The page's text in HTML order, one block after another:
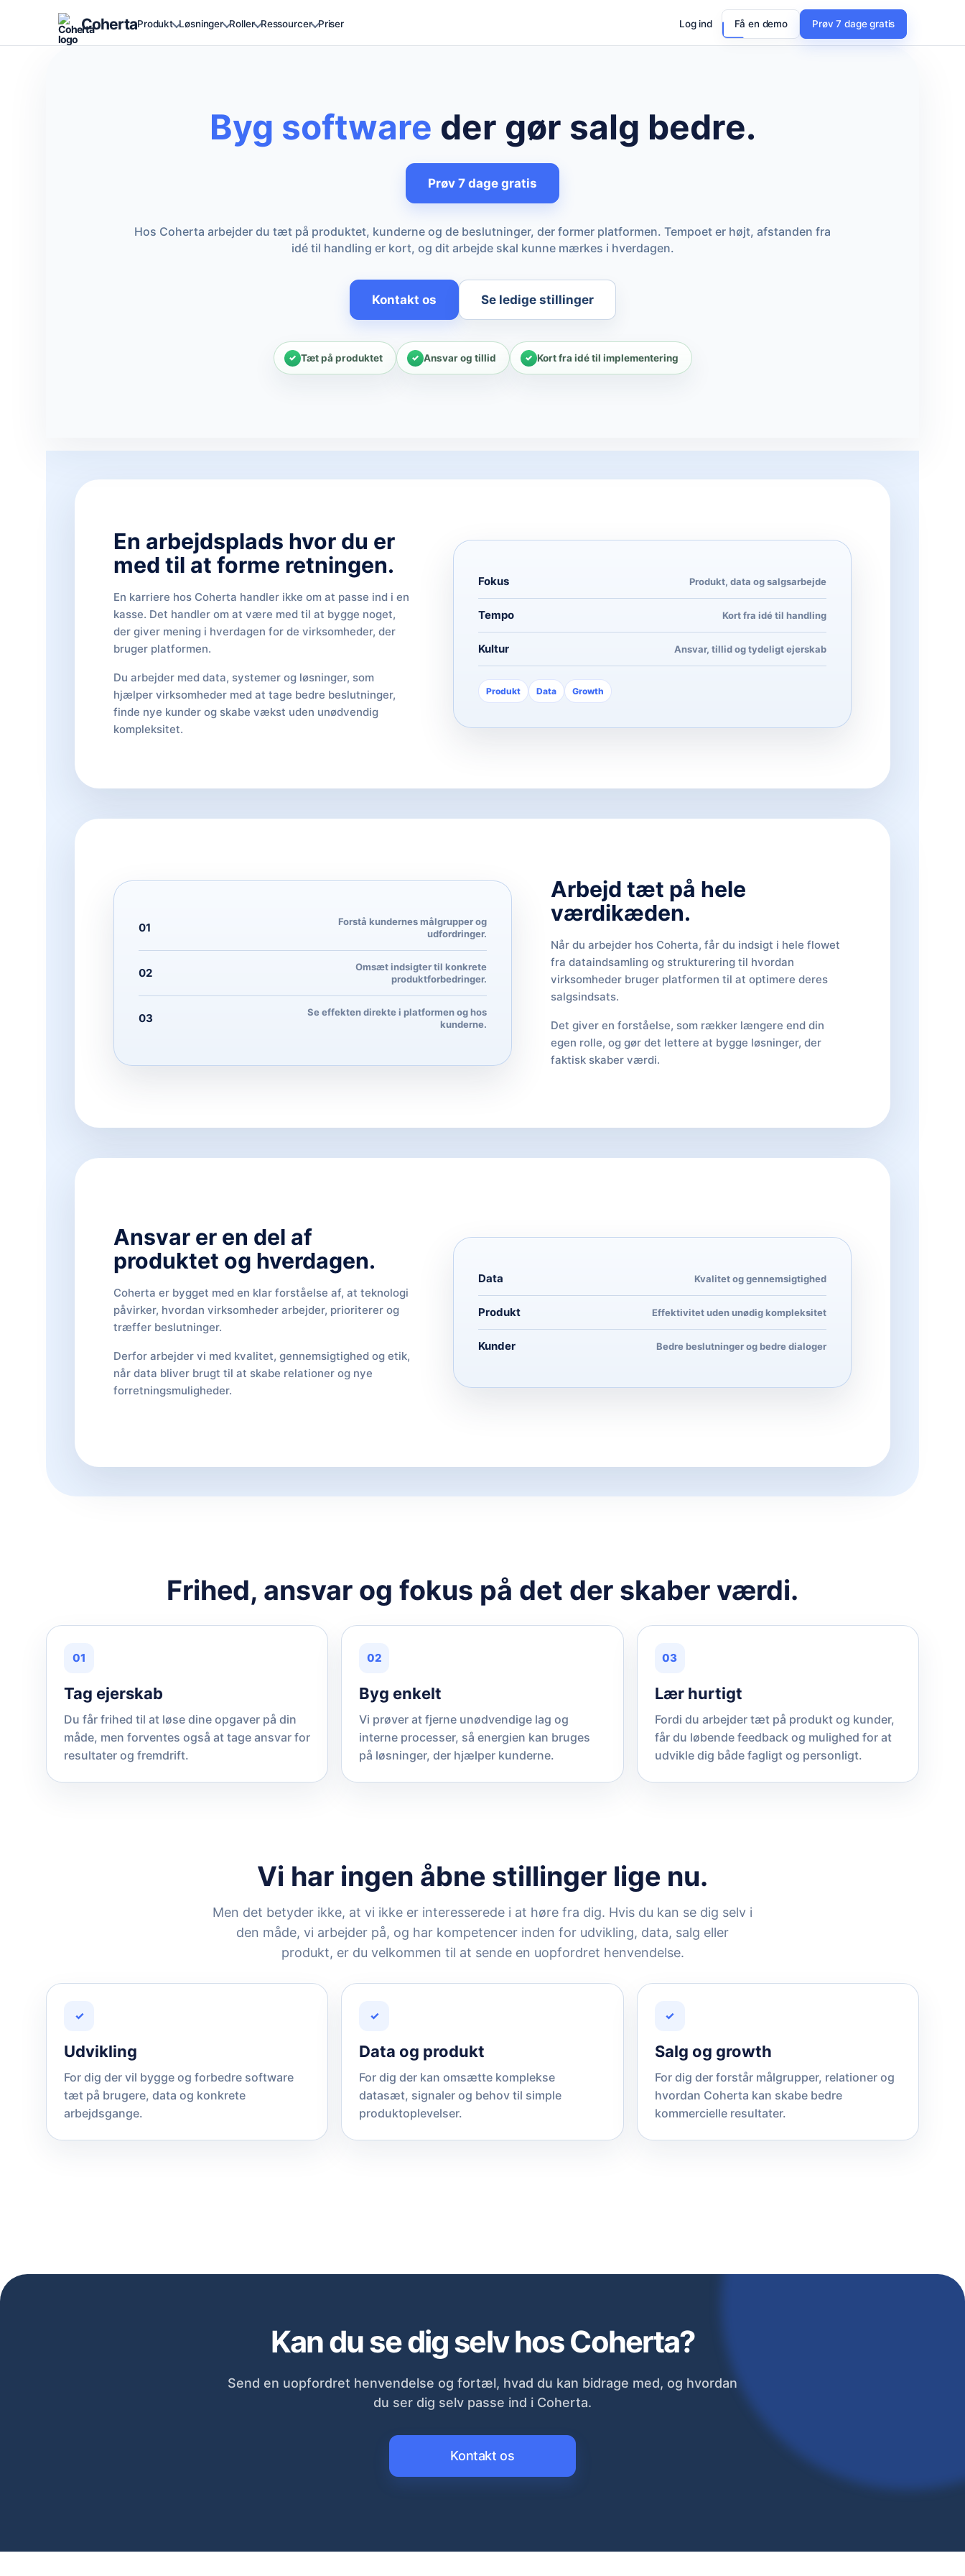
CohertaProdukt Løsninger Roller Ressourcer Priser Log ind Få en demo Prøv 7 dage gratis
Byg software der gør salg bedre.
Prøv 7 dage gratis
Hos Coherta arbejder du tæt på produktet, kunderne og de beslutninger, der former platformen. Tempoet er højt, afstanden fra
idé til handling er kort, og dit arbejde skal kunne mærkes i hverdagen.
Kontakt os Se ledige stillinger
Tæt på produktet Ansvar og tillid Kort fra idé til implementering
En arbejdsplads hvor du er
med til at forme retningen.
En karriere hos Coherta handler ikke om at passe ind i en
kasse. Det handler om at være med til at bygge noget,
der giver mening i hverdagen for de virksomheder, der
bruger platformen.
Du arbejder med data, systemer og løsninger, som
hjælper virksomheder med at tage bedre beslutninger,
finde nye kunder og skabe vækst uden unødvendig
kompleksitet.
Fokus Produkt, data og salgsarbejde
Tempo Kort fra idé til handling
Kultur Ansvar, tillid og tydeligt ejerskab
Produkt Data Growth
Arbejd tæt på hele
værdikæden.
Når du arbejder hos Coherta, får du indsigt i hele flowet
fra dataindsamling og strukturering til hvordan
virksomheder bruger platformen til at optimere deres
salgsindsats.
Det giver en forståelse, som rækker længere end din
egen rolle, og gør det lettere at bygge løsninger, der
faktisk skaber værdi.
01
Forstå kundernes målgrupper og
udfordringer.
02
Omsæt indsigter til konkrete
produktforbedringer.
03
Se effekten direkte i platformen og hos
kunderne.
Ansvar er en del af
produktet og hverdagen.
Coherta er bygget med en klar forståelse af, at teknologi
påvirker, hvordan virksomheder arbejder, prioriterer og
træffer beslutninger.
Derfor arbejder vi med kvalitet, gennemsigtighed og etik,
når data bliver brugt til at skabe relationer og nye
forretningsmuligheder.
Data Kvalitet og gennemsigtighed
Produkt Effektivitet uden unødig kompleksitet
Kunder Bedre beslutninger og bedre dialoger
Frihed, ansvar og fokus på det der skaber værdi.
01
Tag ejerskab
Du får frihed til at løse dine opgaver på din
måde, men forventes også at tage ansvar for
resultater og fremdrift.
02
Byg enkelt
Vi prøver at fjerne unødvendige lag og
interne processer, så energien kan bruges
på løsninger, der hjælper kunderne.
03
Lær hurtigt
Fordi du arbejder tæt på produkt og kunder,
får du løbende feedback og mulighed for at
udvikle dig både fagligt og personligt.
Vi har ingen åbne stillinger lige nu.
Men det betyder ikke, at vi ikke er interesserede i at høre fra dig. Hvis du kan se dig selv i
den måde, vi arbejder på, og har kompetencer inden for udvikling, data, salg eller
produkt, er du velkommen til at sende en uopfordret henvendelse.
✓
Udvikling
For dig der vil bygge og forbedre software
tæt på brugere, data og konkrete
arbejdsgange.
✓
Data og produkt
For dig der kan omsætte komplekse
datasæt, signaler og behov til simple
produktoplevelser.
✓
Salg og growth
For dig der forstår målgrupper, relationer og
hvordan Coherta kan skabe bedre
kommercielle resultater.
Kan du se dig selv hos Coherta?
Send en uopfordret henvendelse og fortæl, hvad du kan bidrage med, og hvordan
du ser dig selv passe ind i Coherta.
Kontakt os